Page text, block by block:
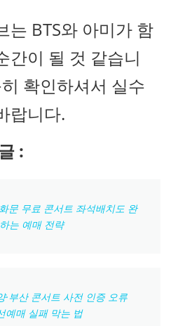
는 BTS와 아미가 함
간이 될 것 같습니
확인하셔서 실수
랍니다.
:
문 무료 콘서트 좌석배치도 완
는 예매 전략
·부산 콘서트 사전 인증 오류
예매 실패 막는 법